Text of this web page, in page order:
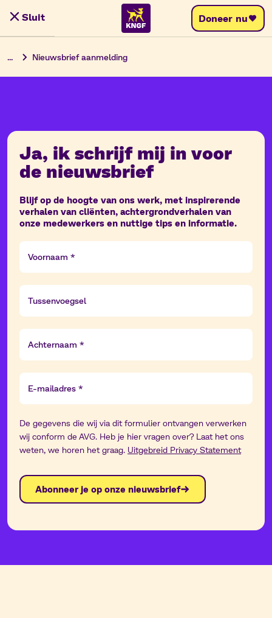
Menu Doneer nu
Sluit
... Nieuwsbrief aanmelding
Ja, ik schrijf mij in voor
de nieuwsbrief
Blijf op de hoogte van ons werk, met inspirerende
verhalen van cliënten, achtergrondverhalen van
onze medewerkers en nuttige tips en informatie.
Voornaam
Tussenvoegsel
Achternaam
E-
mailadres
De gegevens die wij via dit formulier ontvangen verwerken
wij conform de AVG. Heb je hier vragen over? Laat het ons
weten, we horen het graag. Uitgebreid Privacy Statement
Abonneer je op onze nieuwsbrief